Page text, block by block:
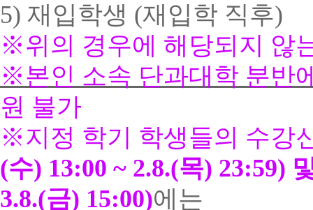
5) 재입학생 (재입학 직후)
※위의 경우에 해당되지 않
※본인 소속 단과대학 분반
원 불가
※지정 학기 학생들의 수강
(수) 13:00 ~ 2.8.(목) 23:59)
3.8.(금) 15:00)에는